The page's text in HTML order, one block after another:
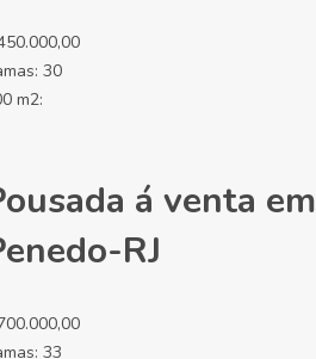
30
m2:
á venta em
RJ
33